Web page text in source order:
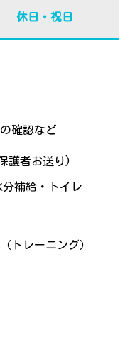
休日・祝日
確認など
護者お送り)
補給・トイレ
トレーニング）